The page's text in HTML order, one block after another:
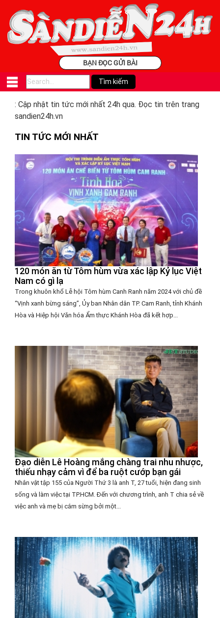
BẠN ĐỌC GỬI BÀI
: Cập nhật tin tức mới nhất 24h qua. Đọc tin trên trang
sandien24h.vn
TIN TỨC MỚI NHẤT
120 món ăn từ Tôm hùm vừa xác lập Kỷ lục Việt
Nam có gì lạ
Trong khuôn khổ Lễ hội Tôm hùm Canh Ranh năm 2024 với chủ đề
“Vịnh xanh bừng sáng”, Ủy ban Nhân dân TP. Cam Ranh, tỉnh Khánh
Hòa và Hiệp hội Văn hóa Ẩm thực Khánh Hòa đã kết hợp...
Đạo diễn Lê Hoàng mắng chàng trai nhu nhược,
thiếu nhạy cảm vì để ba ruột cướp bạn gái
Nhân vật tập 155 của Người Thứ 3 là anh T, 27 tuổi, hiện đang sinh
sống và làm việc tại TP.HCM. Đến với chương trình, anh T chia sẻ về
việc anh và mẹ bị cắm sừng bởi một...